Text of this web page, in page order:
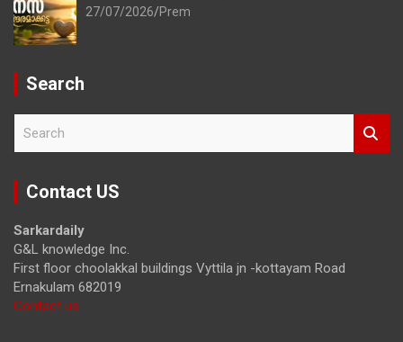
27/07/2026 Prem
Search
r
Contact US
Sarkardaily
G&L knowledge Inc.
First floor choolakkal buildings Vyttila jn -kottayam Road
Ernakulam 682019
Contact us